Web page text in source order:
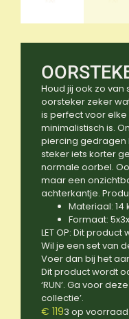
Houd jij ook zo van
oorsteker zeker
is perfect voor
minimalistisch is.
piercing gedragen
steker iets korter
normale oorbel.
maar een
achterkantje.
Materiaal:
Formaat:
LET OP: Dit product
Wil je een set van
Voer dan bij het
Dit product wordt
‘RUN’. Ga voor
collectie’.
€ 1193 op